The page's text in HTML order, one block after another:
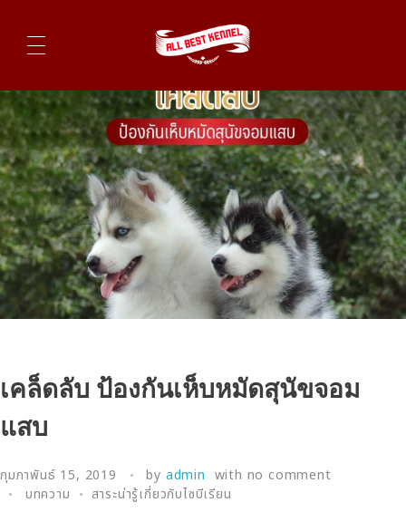
ไซบีเรียนฮัสกี้ ฟาร์มไซบีเรียนที่ดีที่สุดในไทย ติดต่อสอบถาม 0819119104
เคล็ดลับ ป้องกันเห็บหมัดสุนัขจอม
แสบ
กุมภาพันธ์ 15, 2019 by admin with no comment
บทความ
สาระน่ารู้เกี่ยวกับไซบีเรียน